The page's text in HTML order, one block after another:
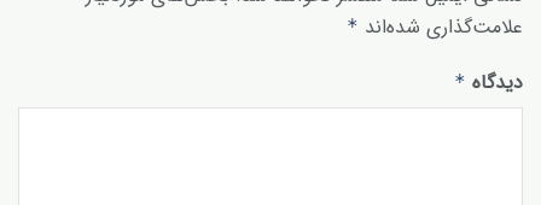
علامت‌گذاری شده‌اند *
دیدگاه *